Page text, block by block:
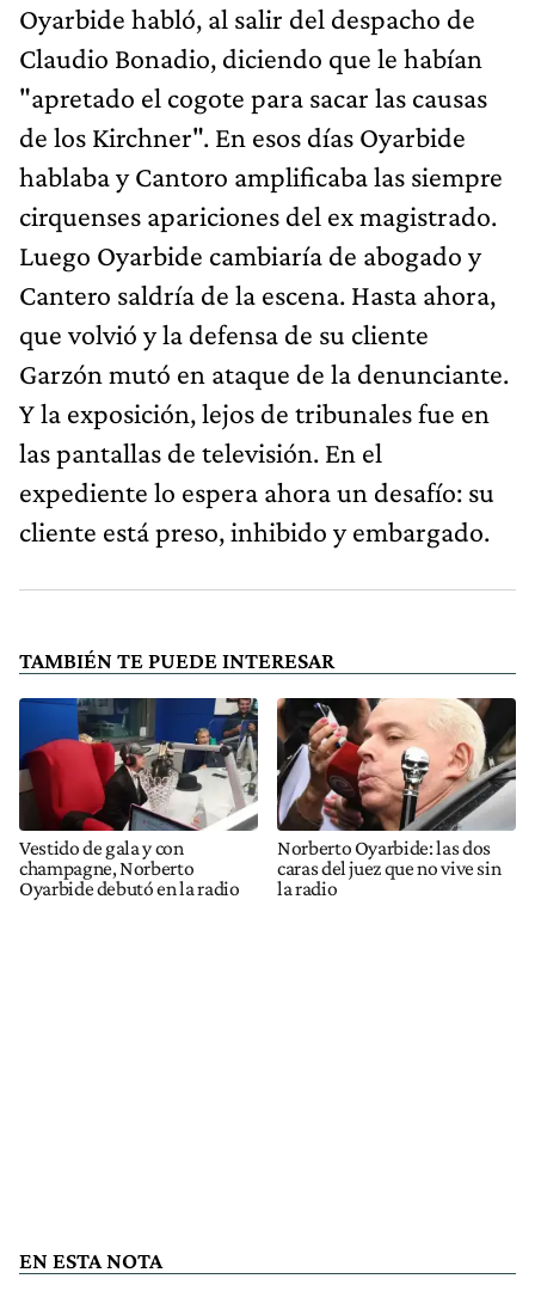
Oyarbide habló, al salir del despacho de
Claudio Bonadio, diciendo que le habían
"apretado el cogote para sacar las causas
de los Kirchner". En esos días Oyarbide
hablaba y Cantoro amplificaba las siempre
cirquenses apariciones del ex magistrado.
Luego Oyarbide cambiaría de abogado y
Cantero saldría de la escena. Hasta ahora,
que volvió y la defensa de su cliente
Garzón mutó en ataque de la denunciante.
Y la exposición, lejos de tribunales fue en
las pantallas de televisión. En el
expediente lo espera ahora un desafío: su
cliente está preso, inhibido y embargado.
TAMBIÉN TE PUEDE INTERESAR
Vestido de gala y con
champagne, Norberto
Oyarbide debutó en la radio
Norberto Oyarbide: las dos
caras del juez que no vive sin
la radio
EN ESTA NOTA